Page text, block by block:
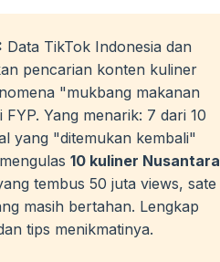
Data TikTok Indonesia dan
pencarian konten kuliner
"mukbang makanan
Yang menarik: 7 dari 10
yang "ditemukan kembali"
10 kuliner Nusantara
tembus 50 juta views, sate
masih bertahan. Lengkap
tips menikmatinya.